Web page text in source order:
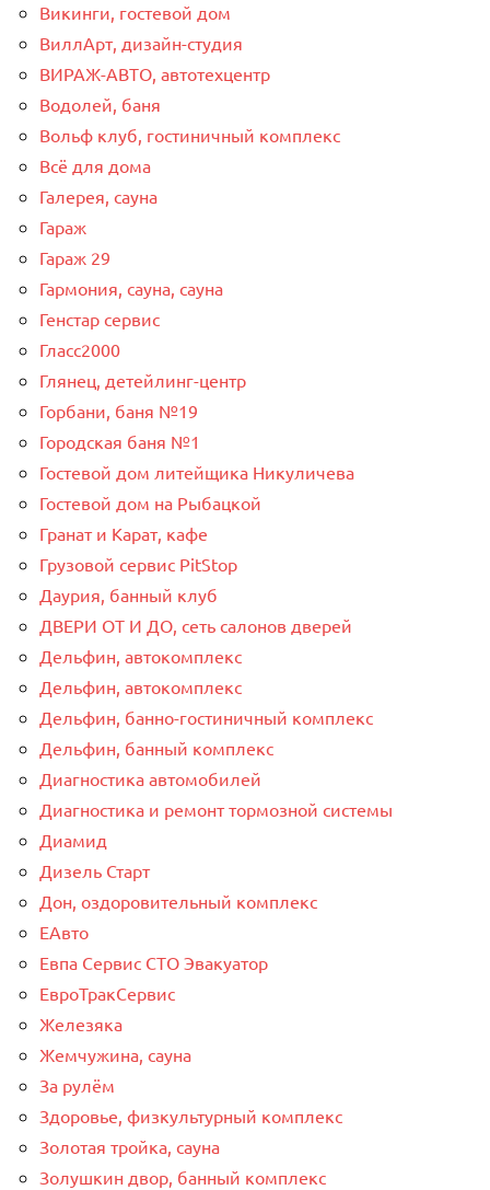
Викинги, гостевой дом
ВиллАрт, дизайн-студия
ВИРАЖ-АВТО, автотехцентр
Водолей, баня
Вольф клуб, гостиничный комплекс
Всё для дома
Галерея, сауна
Гараж
Гараж 29
Гармония, сауна, сауна
Генстар сервис
Гласс2000
Глянец, детейлинг-центр
Горбани, баня №19
Городская баня №1
Гостевой дом литейщика Никуличева
Гостевой дом на Рыбацкой
Гранат и Карат, кафе
Грузовой сервис PitStop
Даурия, банный клуб
ДВЕРИ ОТ И ДО, сеть салонов дверей
Дельфин, автокомплекс
Дельфин, автокомплекс
Дельфин, банно-гостиничный комплекс
Дельфин, банный комплекс
Диагностика автомобилей
Диагностика и ремонт тормозной системы
Диамид
Дизель Старт
Дон, оздоровительный комплекс
ЕАвто
Евпа Сервис СТО Эвакуатор
ЕвроТракСервис
Железяка
Жемчужина, сауна
За рулём
Здоровье, физкультурный комплекс
Золотая тройка, сауна
Золушкин двор, банный комплекс